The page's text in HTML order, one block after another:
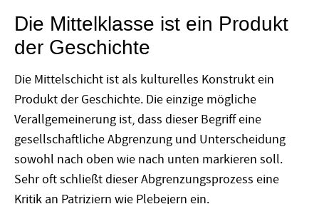
Die Mittelklasse ist ein Produkt
der Geschichte
Die Mittelschicht ist als kulturelles Konstrukt ein
Produkt der Geschichte. Die einzige mögliche
Verallgemeinerung ist, dass dieser Begriff eine
gesellschaftliche Abgrenzung und Unterscheidung
sowohl nach oben wie nach unten markieren soll.
Sehr oft schließt dieser Abgrenzungsprozess eine
Kritik an Patriziern wie Plebejern ein.